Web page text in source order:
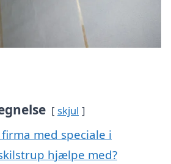
skjul
med speciale i
hjælpe med?